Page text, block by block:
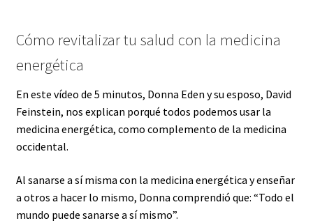
Cómo revitalizar tu salud con la medicina
energética
En este vídeo de 5 minutos, Donna Eden y su esposo, David
Feinstein, nos explican porqué todos podemos usar la
medicina energética, como complemento de la medicina
occidental.
Al sanarse a sí misma con la medicina energética y enseñar
a otros a hacer lo mismo, Donna comprendió que: “Todo el
mundo puede sanarse a sí mismo”.